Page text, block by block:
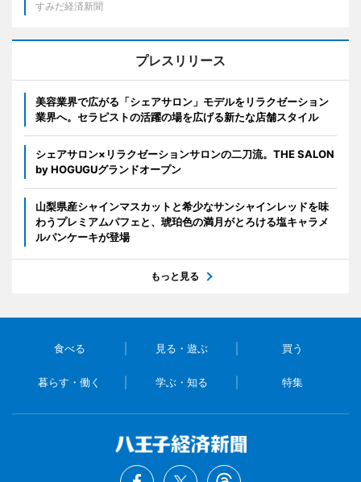
すみだ経済新聞
プレスリリース
美容業界で広がる「シェアサロン」モデルをリラクゼーション
業界へ。セラピストの活躍の場を広げる新たな店舗スタイル
シェアサロン×リラクゼーションサロンの二刀流。THE SALON
by HOGUGUグランドオープン
山梨県産シャインマスカットと希少なサンシャインレッドを味
わうプレミアムパフェと、琥珀色の満月がとろける塩キャラメ
ルパンケーキが登場
もっと見る
食べる 見る・遊ぶ 買う
暮らす・働く 学ぶ・知る 特集